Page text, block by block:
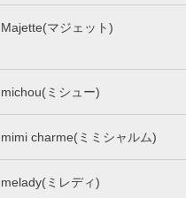
Majette(マジェット)
michou(ミシュー)
mimi charme(ミミシャルム)
melady(ミレディ)